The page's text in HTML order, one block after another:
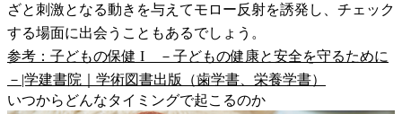
ざと刺激となる動きを与えてモロー反射を誘発し、チェック
する場面に出会うこともあるでしょう。
参考：子どもの保健 I －子どもの健康と安全を守るために
－|学建書院｜学術図書出版（歯学書、栄養学書）
いつからどんなタイミングで起こるのか